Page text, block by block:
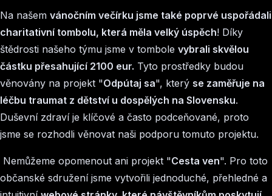
Na našem vánočním večírku jsme také poprvé uspořádali
charitativní tombolu, která měla velký úspěch! Díky
štědrosti našeho týmu jsme v tombole vybrali skvělou
částku přesahující 2100 eur. Tyto prostředky budou
věnovány na projekt "Odpútaj sa", který se zaměřuje na
léčbu traumat z dětství u dospělých na Slovensku.
Duševní zdraví je klíčové a často podceňované, proto
jsme se rozhodli věnovat naši podporu tomuto projektu.
Nemůžeme opomenout ani projekt "Cesta ven". Pro toto
občanské sdružení jsme vytvořili jednoduché, přehledné a